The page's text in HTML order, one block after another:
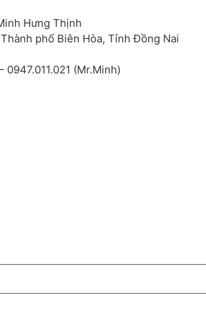
Hưng Thịnh
phố Biên Hòa, Tỉnh Đồng Nai
(Mr.Minh)